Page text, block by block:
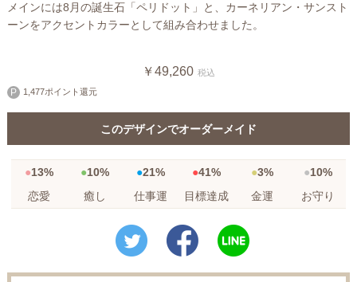
メインには8月の誕生石「ペリドット」と、カーネリアン・サンスト
ーンをアクセントカラーとして組み合わせました。
￥49,260 税込
1,477ポイント還元
このデザインでオーダーメイド
13% 10% 21% 41% 3%
10%
恋愛
癒し 仕事運 目標達成 金運 お守り